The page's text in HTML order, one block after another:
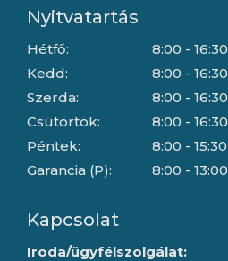
Nyitvatartás
Hétfő:
Kedd:
Szerda:
Csütörtök:
Péntek:
Garancia (P):
8:00 - 16:30
8:00 - 16:30
8:00 - 16:30
8:00 - 16:30
8:00 - 15:30
8:00 - 13:00
Kapcsolat
Iroda/ügyfélszolgálat: